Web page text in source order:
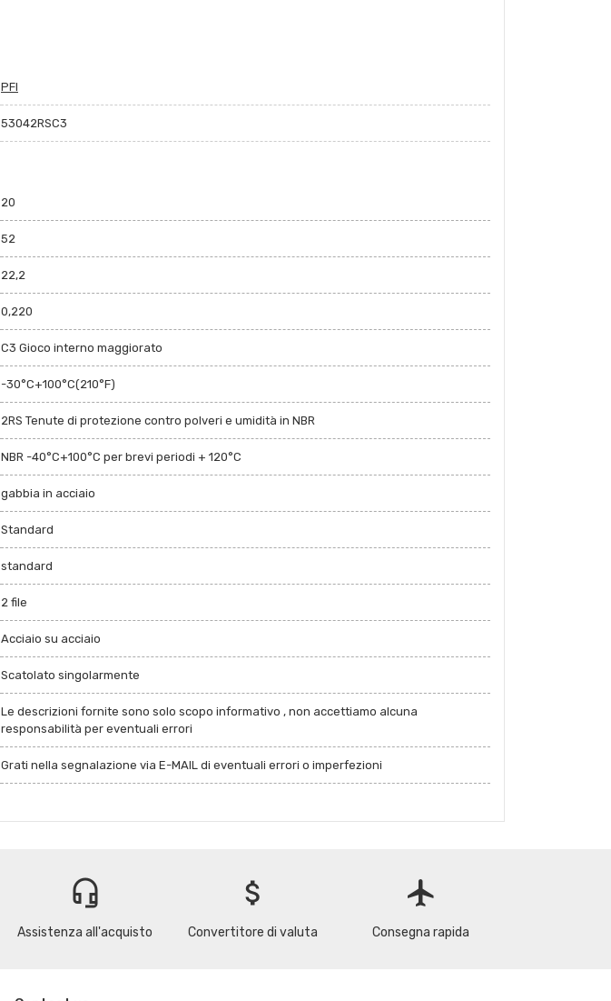
PFI
53042RSC3
20
52
22,2
0,220
C3 Gioco interno maggiorato
-30°C+100°C(210°F)
2RS Tenute di protezione contro polveri e umidità in NBR
NBR -40°C+100°C per brevi periodi + 120°C
gabbia in acciaio
Standard
standard
2 file
Acciaio su acciaio
Scatolato singolarmente
Le descrizioni fornite sono solo scopo informativo , non accettiamo alcuna
responsabilità per eventuali errori
Grati nella segnalazione via E-MAIL di eventuali errori o imperfezioni
headset_mic
Assistenza all'acquisto
attach_money
Convertitore di valuta
flight
Consegna rapida